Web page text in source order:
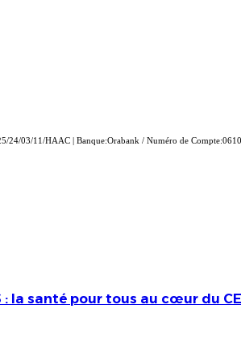
24/03/11/HAAC | Banque:Orabank / Numéro de
: la santé pour tous au cœur du